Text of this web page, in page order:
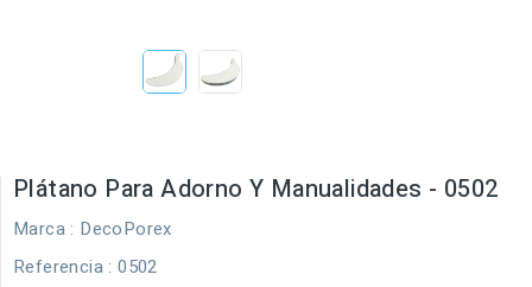
Plátano Para Adorno Y Manualidades - 0502
Marca : DecoPorex
Referencia : 0502